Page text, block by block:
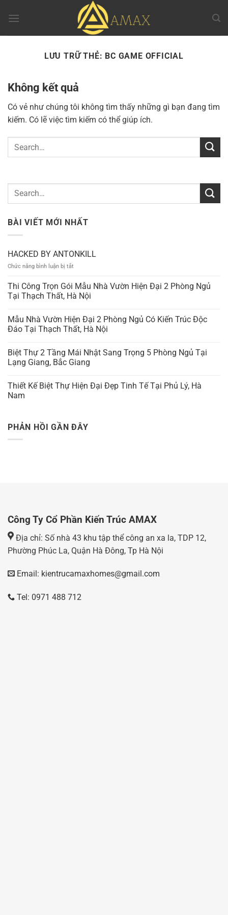
đến
LƯU TRỮ THẺ: BC GAME OFFICIAL
Không kết quả
Có vẻ như chúng tôi không tìm thấy những gì bạn đang tìm
kiếm. Có lẽ việc tìm kiếm có thể giúp ích.
BÀI VIẾT MỚI NHẤT
HACKED BY ANTONKILL
Chức năng bình luận bị tắt
BY
ANTONKILL
Thi Công Trọn Gói Mẫu Nhà Vườn Hiện Đại 2 Phòng Ngủ
Tại Thạch Thất, Hà Nội
Mẫu Nhà Vườn Hiện Đại 2 Phòng Ngủ Có Kiến Trúc Độc
Đáo Tại Thạch Thất, Hà Nội
Biệt Thự 2 Tầng Mái Nhật Sang Trọng 5 Phòng Ngủ Tại
Lạng Giang, Bắc Giang
Thiết Kế Biệt Thự Hiện Đại Đẹp Tinh Tế Tại Phủ Lý, Hà
Nam
PHẢN HỒI GẦN ĐÂY
Công Ty Cổ Phần Kiến Trúc AMAX
Địa chỉ: Số nhà 43 khu tập thể công an xa la, TDP 12,
Phường Phúc La, Quận Hà Đông, Tp Hà Nội
Email: kientrucamaxhomes@gmail.com
Tel: 0971 488 712